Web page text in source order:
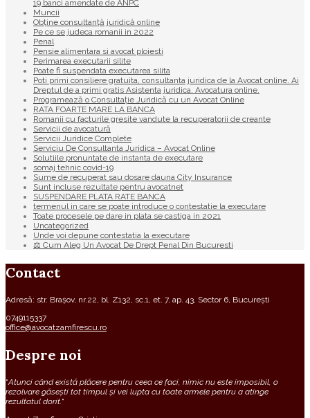
19 banci amendate de ANPC
Muncii
Obține consultanță juridică online
Pe ce se judeca romanii in 2022
Penal
Pensie alimentara si avocat ploiesti
Perimarea executarii silite
Poate fi suspendata executarea silita
Poti primi consiliere gratuita, consultanta juridica de la Avocat online. Ai
Dreptul de a primi gratis Asistenta juridica. Avocatura online.
Programează o Consultație Juridică cu un Avocat Online
RATA FOARTE MARE LA BANCA
Romanii cu facturile gresite vandute la recuperatorii de creante
Servicii de avocatură
Servicii Juridice Complete
Serviciu De Consultanta Juridica – Avocat Online
Solutiile pronuntate de instanta de executare
somaj tehnic covid-19
Sume de recuperat sau dosare dauna City Insurance
Sunt incluse rezultate pentru avocatnet
SUSPENDARE PLATA RATE BANCA
termenul in care se poate introduce o contestatie la executare
Toate procesele pe dare in plata se castiga in 2021
Uncategorized
Unde voi depune contestatia la executare
⚖ Cum Aleg Un Avocat De Drept Penal Din Bucuresti
Contact
Adresă: str. Brașov, nr.22, bl. Z132, sc.1, et. 7, ap. 43, Sector 6, București
0749115337
office@avocatzamfirescu.ro
Despre noi
“Atunci când există plăcere pentru ceea ce faci, nimic nu este imposibil, o
rezolvare găsești tot timpul și vei lupta cu toate armele pentru a atinge
rezultatul dorit.“